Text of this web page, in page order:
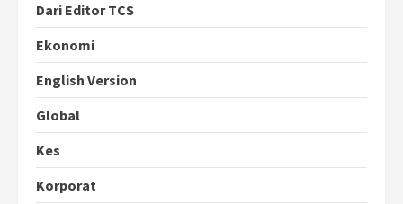
Dari Editor TCS
Ekonomi
English Version
Global
Kes
Korporat